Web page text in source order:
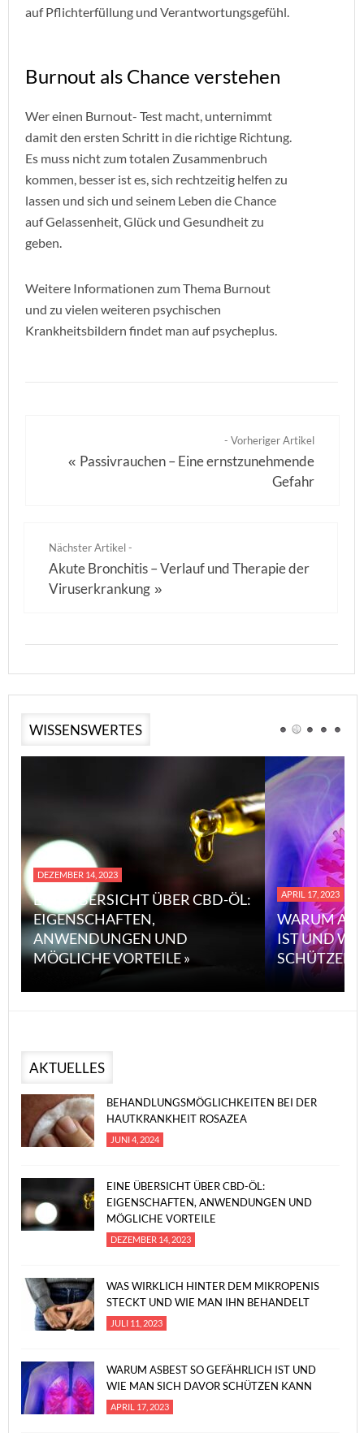
auf Pflichterfüllung und Verantwortungsgefühl.
Burnout als Chance verstehen
Wer einen Burnout- Test macht, unternimmt
damit den ersten Schritt in die richtige Richtung.
Es muss nicht zum totalen Zusammenbruch
kommen, besser ist es, sich rechtzeitig helfen zu
lassen und sich und seinem Leben die Chance
auf Gelassenheit, Glück und Gesundheit zu
geben.
Weitere Informationen zum Thema Burnout
und zu vielen weiteren psychischen
Krankheitsbildern findet man auf psycheplus.
- Vorheriger Artikel
« Passivrauchen – Eine ernstzunehmende
Gefahr
Nächster Artikel -
Akute Bronchitis – Verlauf und Therapie der
Viruserkrankung »
WISSENSWERTES
DEZEMBER 14, 2023
EINE ÜBERSICHT ÜBER CBD-ÖL:
EIGENSCHAFTEN,
ANWENDUNGEN UND
MÖGLICHE VORTEILE »
APRIL 17, 2023
WARUM
IST UND
SCHÜTZEN
AKTUELLES
BEHANDLUNGSMÖGLICHKEITEN BEI DER
HAUTKRANKHEIT ROSAZEA
JUNI 4, 2024
EINE ÜBERSICHT ÜBER CBD-ÖL:
EIGENSCHAFTEN, ANWENDUNGEN UND
MÖGLICHE VORTEILE
DEZEMBER 14, 2023
WAS WIRKLICH HINTER DEM MIKROPENIS
STECKT UND WIE MAN IHN BEHANDELT
JULI 11, 2023
WARUM ASBEST SO GEFÄHRLICH IST UND
WIE MAN SICH DAVOR SCHÜTZEN KANN
APRIL 17, 2023